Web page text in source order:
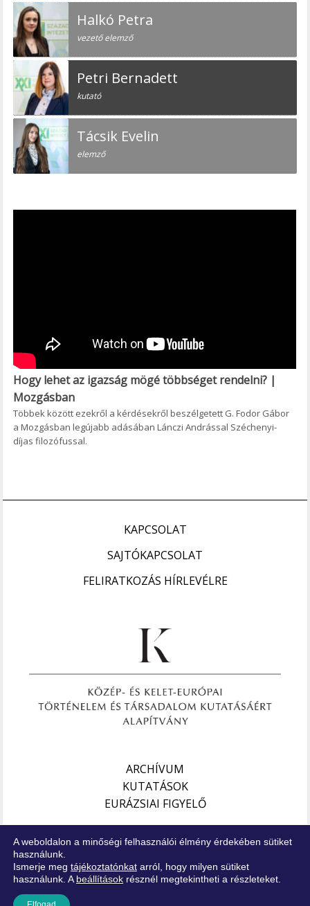
Halkó Petra
vezető elemző
Petri Bernadett
kutató
Tácsik Evelin
elemző
Hogy lehet az igazság mögé többséget rendelni? |
Mozgásban
Többek között ezekről a kérdésekről beszélgetett G. Fodor Gábor
a Mozgásban legújabb adásában Lánczi Andrással Széchenyi-
díjas filozófussal.
KAPCSOLAT
SAJTÓKAPCSOLAT
FELIRATKOZÁS HÍRLEVÉLRE
ARCHÍVUM
KUTATÁSOK
EURÁZSIAI FIGYELŐ
Impresszum
Adatkezelési tájékoztató
A weboldalon a minőségi felhasználói élmény érdekében sütiket
használunk.
Ismerje meg tájékoztatónkat arról, hogy milyen sütiket
használunk. A beállítások résznél megtekintheti a részleteket.